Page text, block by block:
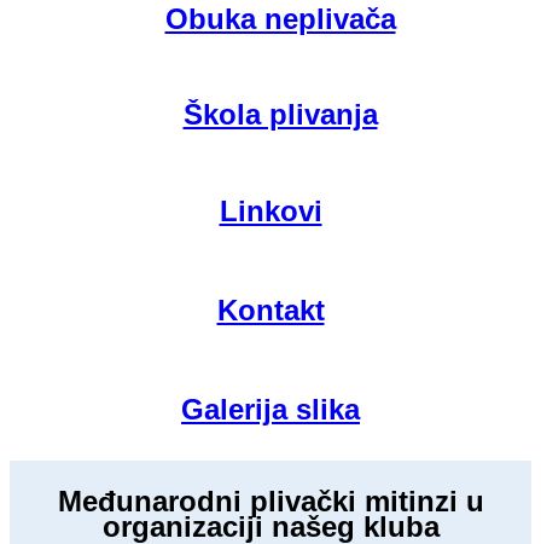
Obuka neplivača
Škola plivanja
Linkovi
Kontakt
Galerija slika
Međunarodni plivački mitinzi u
organizaciji našeg kluba